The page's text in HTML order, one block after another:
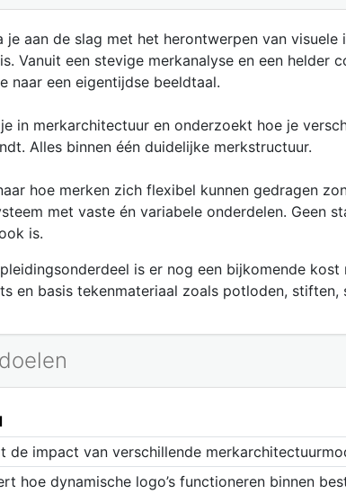
je aan de slag met het herontwerpen van
Vanuit een stevige merkanalyse en een
naar een eigentijdse beeldtaal.
in merkarchitectuur en onderzoekt hoe je
Alles binnen één duidelijke merkstructuur.
hoe merken zich flexibel kunnen gedragen
met vaste én variabele onderdelen. Geen
is.
is er nog een bijkomende
en basis tekenmateriaal zoals potloden,
de impact van verschillende
hoe dynamische logo’s functioneren binnen